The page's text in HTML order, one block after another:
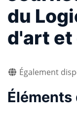
du
d'art et
Également
Éléments